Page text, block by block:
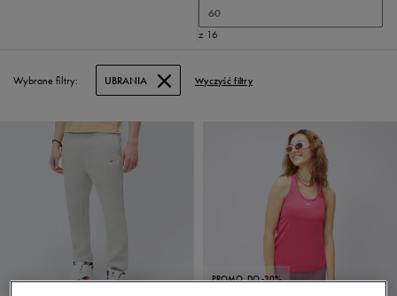
60
z 16
Wybrane filtry: UBRANIA Wyczyść filtry
PROMO: DO -30%